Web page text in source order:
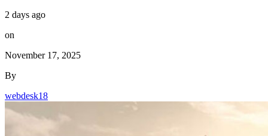
on
November 17, 2025
By
webdesk18